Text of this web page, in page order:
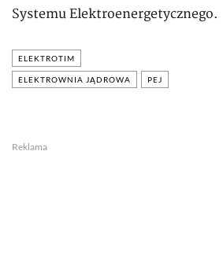
Systemu Elektroenergetycznego.
ELEKTROTIM
ELEKTROWNIA JĄDROWA PEJ
Reklama